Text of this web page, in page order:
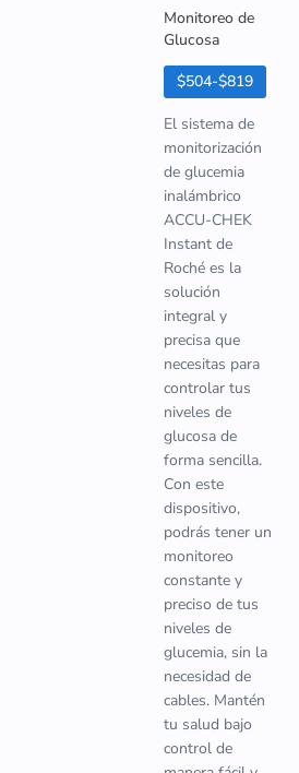
Monitoreo de
Glucosa
$504-$819
El sistema de
monitorización
de glucemia
inalámbrico
ACCU-CHEK
Instant de
Roché es la
solución
integral y
precisa que
necesitas para
controlar tus
niveles de
glucosa de
forma sencilla.
Con este
dispositivo,
podrás tener un
monitoreo
constante y
preciso de tus
niveles de
glucemia, sin la
necesidad de
cables. Mantén
tu salud bajo
control de